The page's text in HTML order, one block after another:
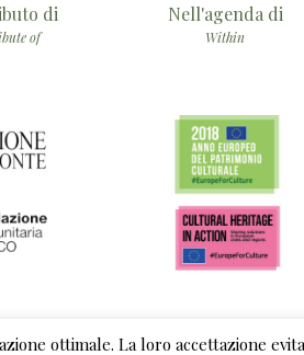
di
of
Nell'agenda di
Within
ottimale. La loro accettazione